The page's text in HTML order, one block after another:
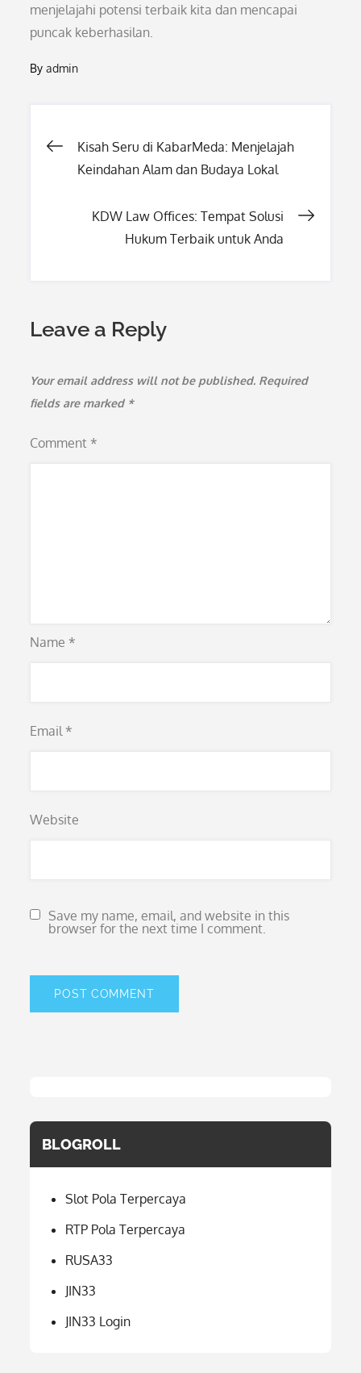
menjelajahi potensi terbaik kita dan mencapai
puncak keberhasilan.
Byadmin
Post
Kisah Seru di KabarMeda: Menjelajah
Keindahan Alam dan Budaya Lokal
KDW Law Offices: Tempat Solusi
Hukum Terbaik untuk Anda
Leave a Reply
Your email address will not be published. Required
fields are marked *
Comment *
Name *
Email *
Website
Save my name, email, and website in this
browser for the next time I comment.
BLOGROLL
Slot Pola Terpercaya
RTP Pola Terpercaya
RUSA33
JIN33
JIN33 Login